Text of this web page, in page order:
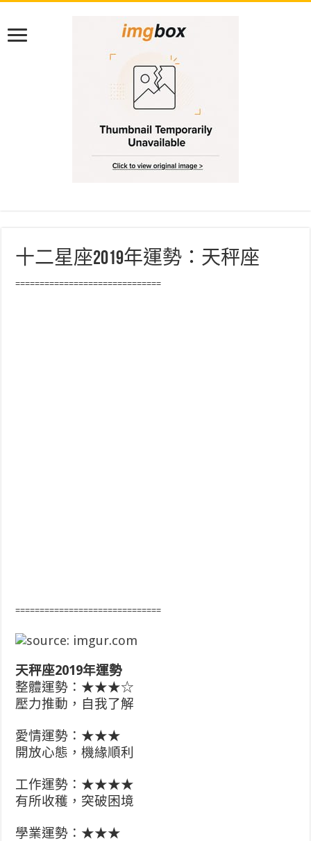
十二星座2019年運勢：天秤座
==============================
==============================
天秤座2019年運勢
整體運勢：★★★☆
壓力推動，自我了解
愛情運勢：★★★
開放心態，機緣順利
工作運勢：★★★★
有所收穫，突破困境
學業運勢：★★★